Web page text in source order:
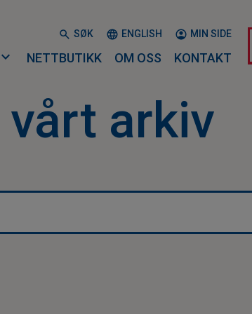
SØK ENGLISH MIN SIDE
expand_more NETTBUTIKK OM OSS KONTAKT
arkiv